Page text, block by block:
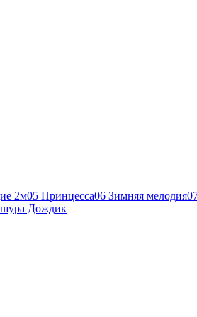
2м05 Принцесса06 Зимняя мелодия
Дождик